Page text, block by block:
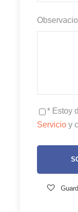
* Estoy
Servicio y